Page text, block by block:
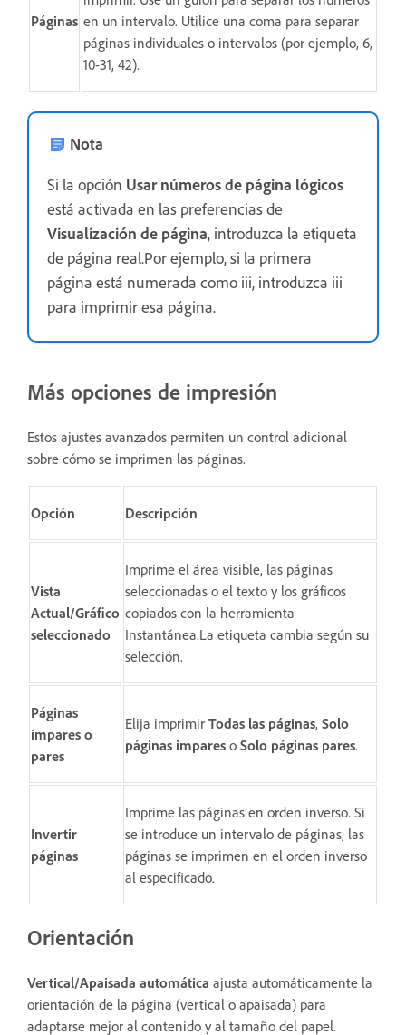
Páginas en un intervalo. Utilice una coma para separar
páginas individuales o intervalos (por ejemplo, 6,
10-31, 42).
Nota
Si la opción Usar números de página lógicos
está activada en las preferencias de
Visualización de página, introduzca la etiqueta
de página real.Por ejemplo, si la primera
página está numerada como iii, introduzca iii
para imprimir esa página.
Más opciones de impresión
Estos ajustes avanzados permiten un control adicional
sobre cómo se imprimen las páginas.
Opción Descripción
Vista
Actual/Gráfico
seleccionado
Imprime el área visible, las páginas
seleccionadas o el texto y los gráficos
copiados con la herramienta
Instantánea.La etiqueta cambia según su
selección.
Páginas
impares o
pares
Elija imprimir Todas las páginas, Solo
páginas impares o Solo páginas pares.
Invertir
páginas
Imprime las páginas en orden inverso. Si
se introduce un intervalo de páginas, las
páginas se imprimen en el orden inverso
al especificado.
Orientación
Vertical/Apaisada automática ajusta automáticamente la
orientación de la página (vertical o apaisada) para
adaptarse mejor al contenido y al tamaño del papel.